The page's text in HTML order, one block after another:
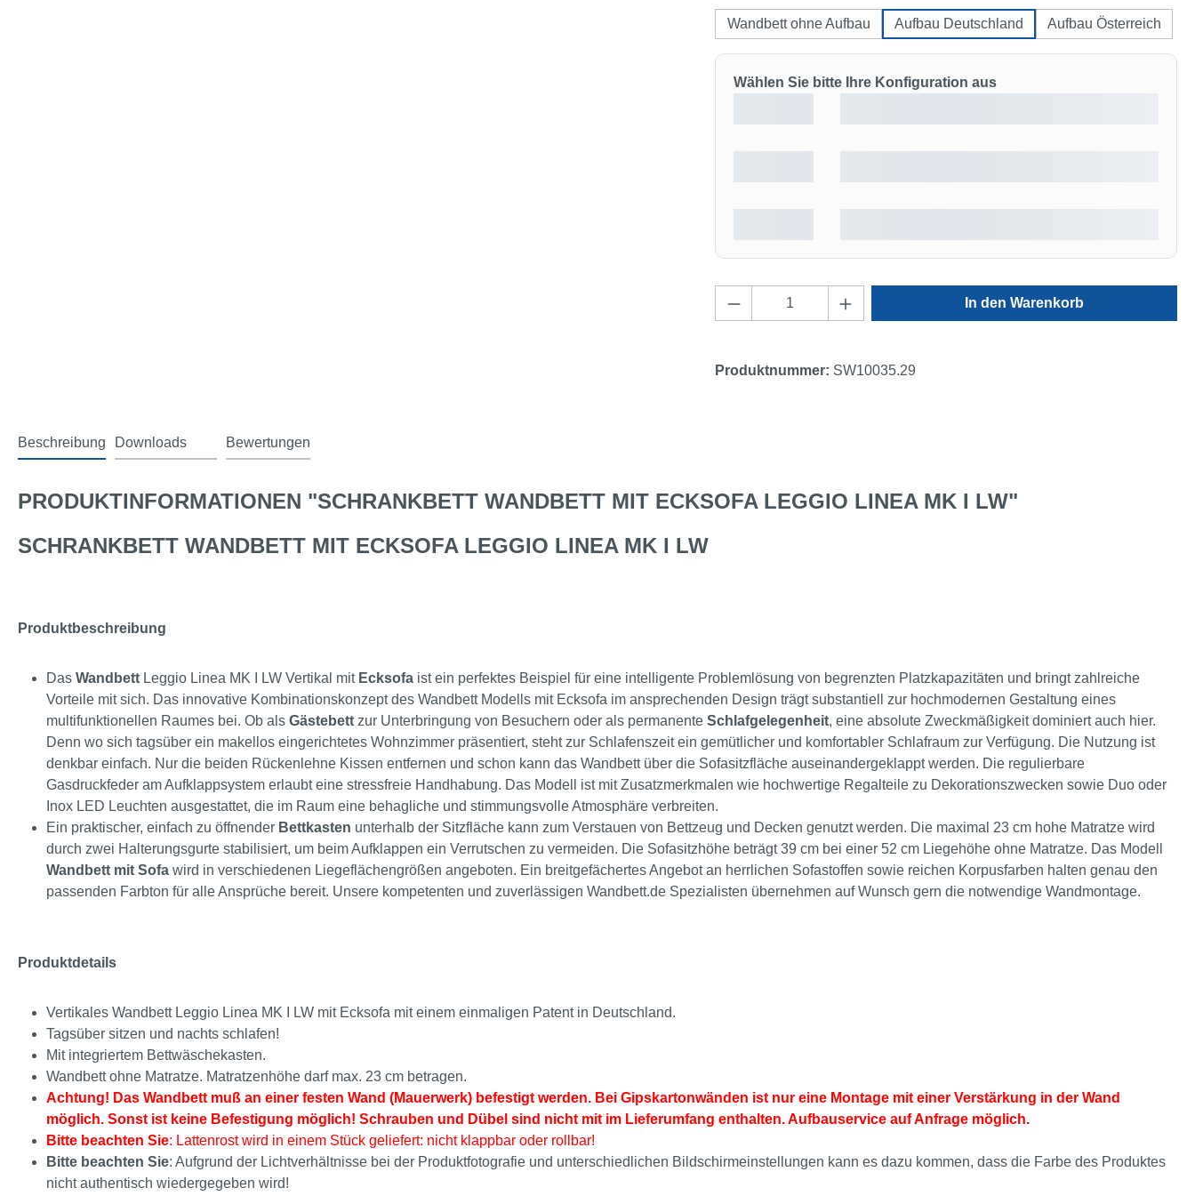
Wandbett ohne Aufbau Aufbau Deutschland Aufbau Österreich
Wählen Sie bitte Ihre Konfiguration aus
Produkt Anzahl: Gib den gewünschten Wert ein
In den Warenkorb
Produktnummer: SW10035.29
Beschreibung Downloads Bewertungen
PRODUKTINFORMATIONEN "SCHRANKBETT WANDBETT MIT ECKSOFA LEGGIO LINEA MK I LW"
SCHRANKBETT WANDBETT MIT ECKSOFA LEGGIO LINEA MK I LW
Produktbeschreibung
Das Wandbett Leggio Linea MK I LW Vertikal mit Ecksofa ist ein perfektes Beispiel für eine intelligente Problemlösung von begrenzten Platzkapazitäten und bringt zahlreiche
Vorteile mit sich. Das innovative Kombinationskonzept des Wandbett Modells mit Ecksofa im ansprechenden Design trägt substantiell zur hochmodernen Gestaltung eines
multifunktionellen Raumes bei. Ob als Gästebett zur Unterbringung von Besuchern oder als permanente Schlafgelegenheit, eine absolute Zweckmäßigkeit dominiert auch hier.
Denn wo sich tagsüber ein makellos eingerichtetes Wohnzimmer präsentiert, steht zur Schlafenszeit ein gemütlicher und komfortabler Schlafraum zur Verfügung. Die Nutzung ist
denkbar einfach. Nur die beiden Rückenlehne Kissen entfernen und schon kann das Wandbett über die Sofasitzfläche auseinandergeklappt werden. Die regulierbare
Gasdruckfeder am Aufklappsystem erlaubt eine stressfreie Handhabung. Das Modell ist mit Zusatzmerkmalen wie hochwertige Regalteile zu Dekorationszwecken sowie Duo oder
Inox LED Leuchten ausgestattet, die im Raum eine behagliche und stimmungsvolle Atmosphäre verbreiten.
Ein praktischer, einfach zu öffnender Bettkasten unterhalb der Sitzfläche kann zum Verstauen von Bettzeug und Decken genutzt werden. Die maximal 23 cm hohe Matratze wird
durch zwei Halterungsgurte stabilisiert, um beim Aufklappen ein Verrutschen zu vermeiden. Die Sofasitzhöhe beträgt 39 cm bei einer 52 cm Liegehöhe ohne Matratze. Das Modell
Wandbett mit Sofa wird in verschiedenen Liegeflächengrößen angeboten. Ein breitgefächertes Angebot an herrlichen Sofastoffen sowie reichen Korpusfarben halten genau den
passenden Farbton für alle Ansprüche bereit. Unsere kompetenten und zuverlässigen Wandbett.de Spezialisten übernehmen auf Wunsch gern die notwendige Wandmontage.
Produktdetails
Vertikales Wandbett Leggio Linea MK I LW mit Ecksofa mit einem einmaligen Patent in Deutschland.
Tagsüber sitzen und nachts schlafen!
Mit integriertem Bettwäschekasten.
Wandbett ohne Matratze. Matratzenhöhe darf max. 23 cm betragen.
Achtung! Das Wandbett muß an einer festen Wand (Mauerwerk) befestigt werden. Bei Gipskartonwänden ist nur eine Montage mit einer Verstärkung in der Wand
möglich. Sonst ist keine Befestigung möglich! Schrauben und Dübel sind nicht mit im Lieferumfang enthalten. Aufbauservice auf Anfrage möglich.
Bitte beachten Sie: Lattenrost wird in einem Stück geliefert: nicht klappbar oder rollbar!
Bitte beachten Sie: Aufgrund der Lichtverhältnisse bei der Produktfotografie und unterschiedlichen Bildschirmeinstellungen kann es dazu kommen, dass die Farbe des Produktes
nicht authentisch wiedergegeben wird!